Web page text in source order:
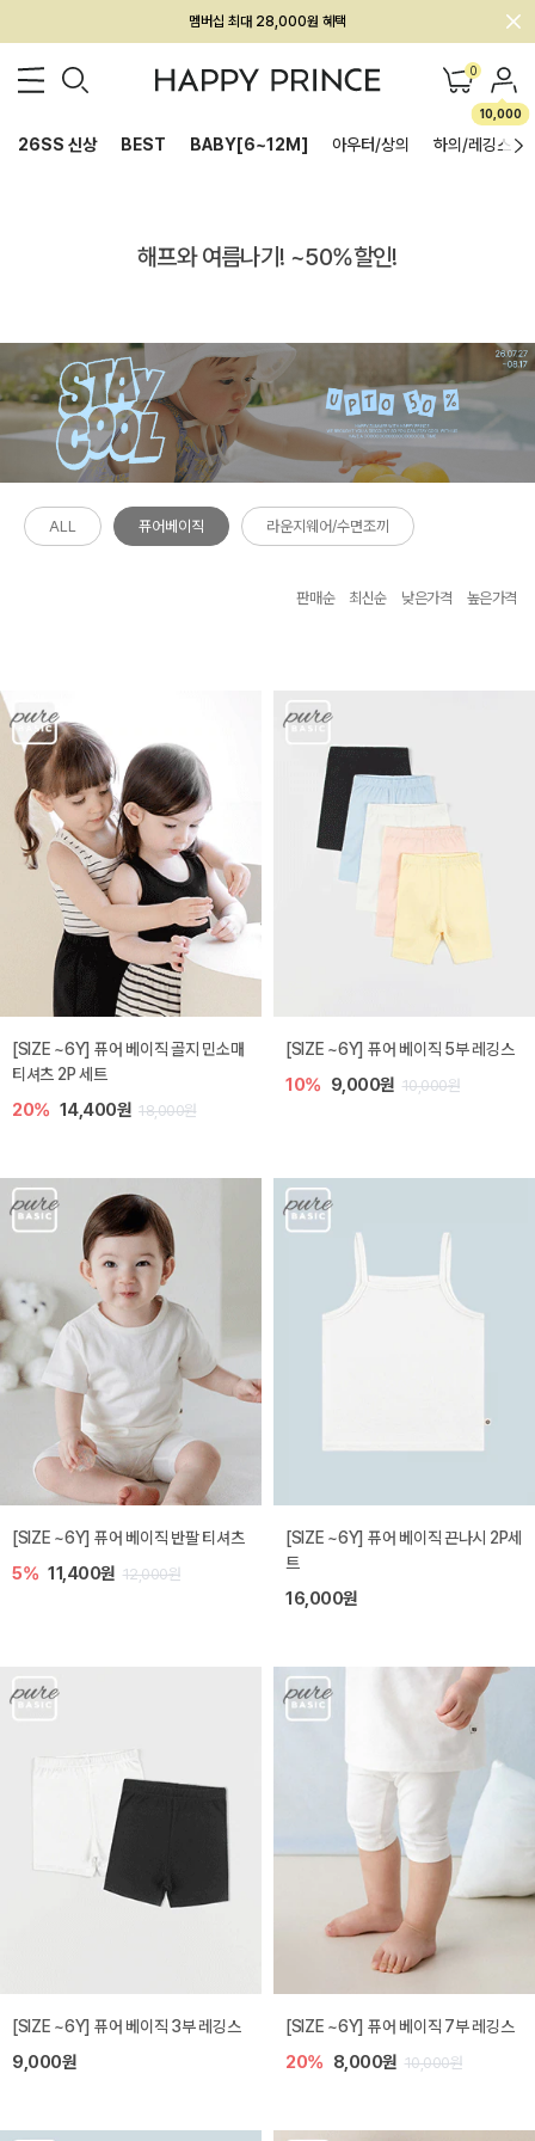
멤버십 최대 28,000원 혜택
0
10,000
26SS 신상 BEST BABY[6~12M] 아우터/상의 하의/레깅스
해프와 여름나기! ~50%할인!
ALL 퓨어베이직 라운지웨어/수면조끼
판매순 최신순 낮은가격 높은가격
[SIZE ~6Y] 퓨어 베이직 골지 민소매
티셔츠 2P 세트
20% 14,400원 18,000원
[SIZE ~6Y] 퓨어 베이직 5부 레깅스
10% 9,000원 10,000원
[SIZE ~6Y] 퓨어 베이직 반팔 티셔츠
5% 11,400원 12,000원
[SIZE ~6Y] 퓨어 베이직 끈나시 2P세
트
16,000원
[SIZE ~6Y] 퓨어 베이직 3부 레깅스
9,000원
[SIZE ~6Y] 퓨어 베이직 7부 레깅스
20% 8,000원 10,000원